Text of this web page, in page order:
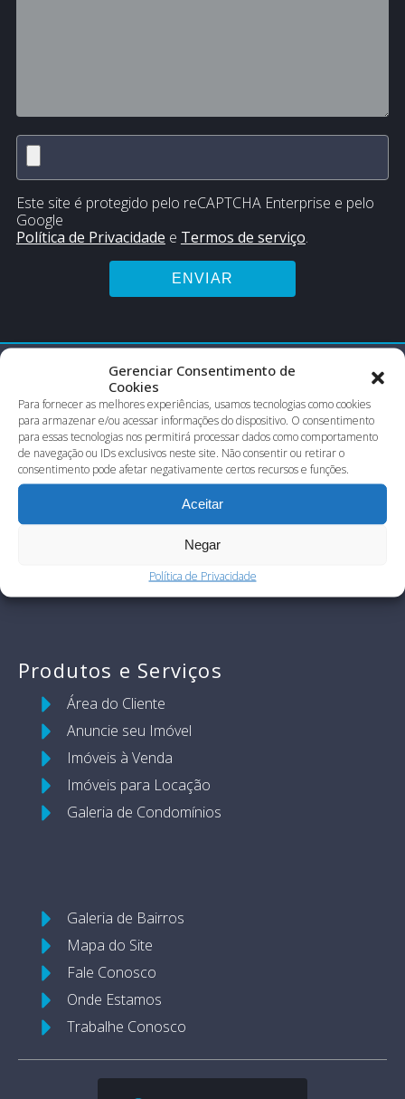
Gerenciar Consentimento de
Cookies
Para fornecer as melhores experiências, usamos tecnologias como cookies
para armazenar e/ou acessar informações do dispositivo. O consentimento
para essas tecnologias nos permitirá processar dados como comportamento
de navegação ou IDs exclusivos neste site. Não consentir ou retirar o
consentimento pode afetar negativamente certos recursos e funções.
Aceitar
Negar
Política de Privacidade
Este site é protegido pelo reCAPTCHA Enterprise e pelo
Google
Política de Privacidade e Termos de serviço.
Produtos e Serviços
Área do Cliente
Anuncie seu Imóvel
Imóveis à Venda
Imóveis para Locação
Galeria de Condomínios
Galeria de Bairros
Mapa do Site
Fale Conosco
Onde Estamos
Trabalhe Conosco